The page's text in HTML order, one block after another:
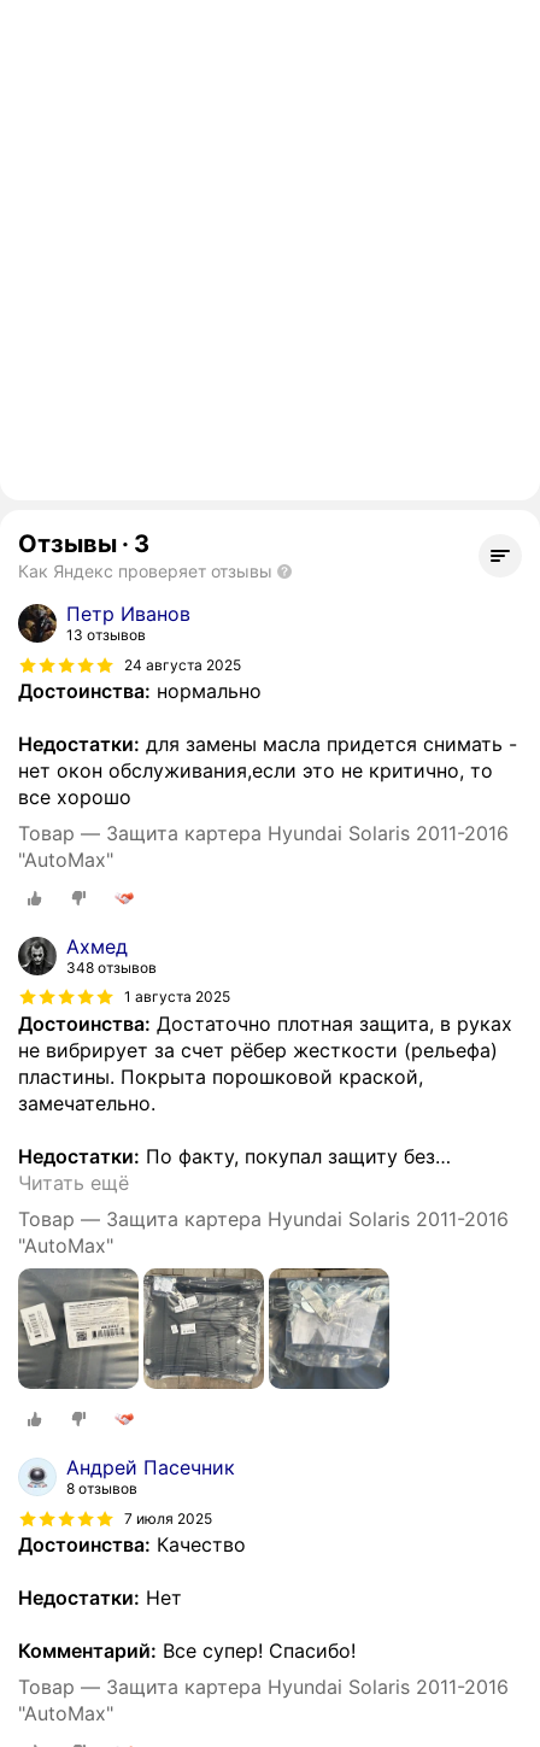
Отзывы · 3
Как Яндекс проверяет отзывы
Петр Иванов
13 отзывов
24 августа 2025
Достоинства: нормально
Недостатки: для замены масла придется снимать -
нет окон обслуживания,если это не критично, то
все хорошо
Товар — Защита картера Hyundai Solaris 2011-2016
"AutoMax"
Ахмед
348 отзывов
1 августа 2025
Достоинства: Достаточно плотная защита, в руках
не вибрирует за счет рёбер жесткости (рельефа)
пластины. Покрыта порошковой краской,
замечательно.
Недостатки: По факту, покупал защиту без…
Читать ещё
Товар — Защита картера Hyundai Solaris 2011-2016
"AutoMax"
Андрей Пасечник
8 отзывов
7 июля 2025
Достоинства: Качество
Недостатки: Нет
Комментарий: Все супер! Спасибо!
Товар — Защита картера Hyundai Solaris 2011-2016
"AutoMax"